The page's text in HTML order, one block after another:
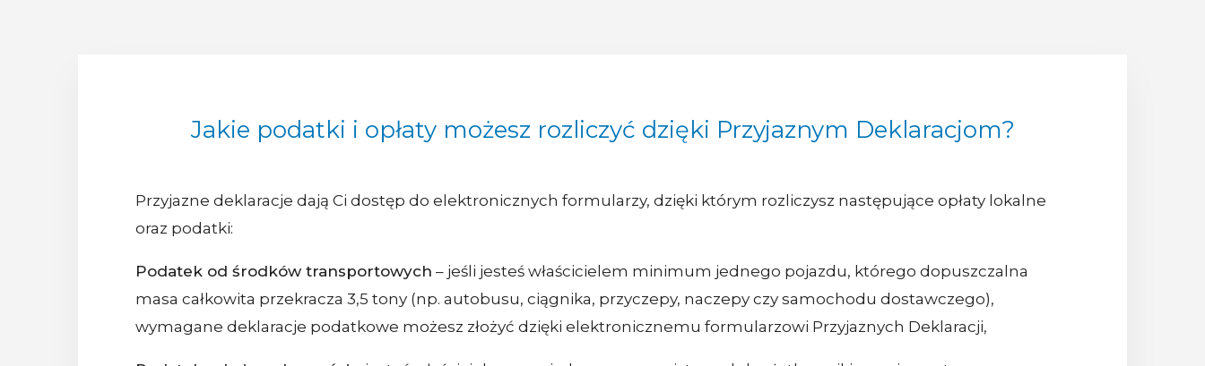
Jakie podatki i opłaty możesz rozliczyć dzięki Przyjaznym Deklaracjom?
Przyjazne deklaracje dają Ci dostęp do elektronicznych formularzy, dzięki którym rozliczysz następujące opłaty lokalne
oraz podatki:
Podatek od środków transportowych – jeśli jesteś właścicielem minimum jednego pojazdu, którego dopuszczalna
masa całkowita przekracza 3,5 tony (np. autobusu, ciągnika, przyczepy, naczepy czy samochodu dostawczego),
wymagane deklaracje podatkowe możesz złożyć dzięki elektronicznemu formularzowi Przyjaznych Deklaracji,